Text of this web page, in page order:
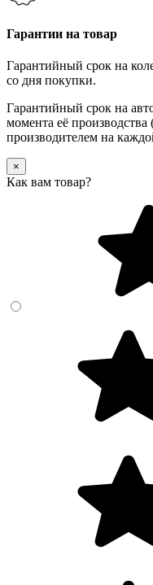
Гарантии на товар
Гарантийный срок на
со дня покупки.
Гарантийный срок на
момента её производства
производителем на
×
Как вам товар?